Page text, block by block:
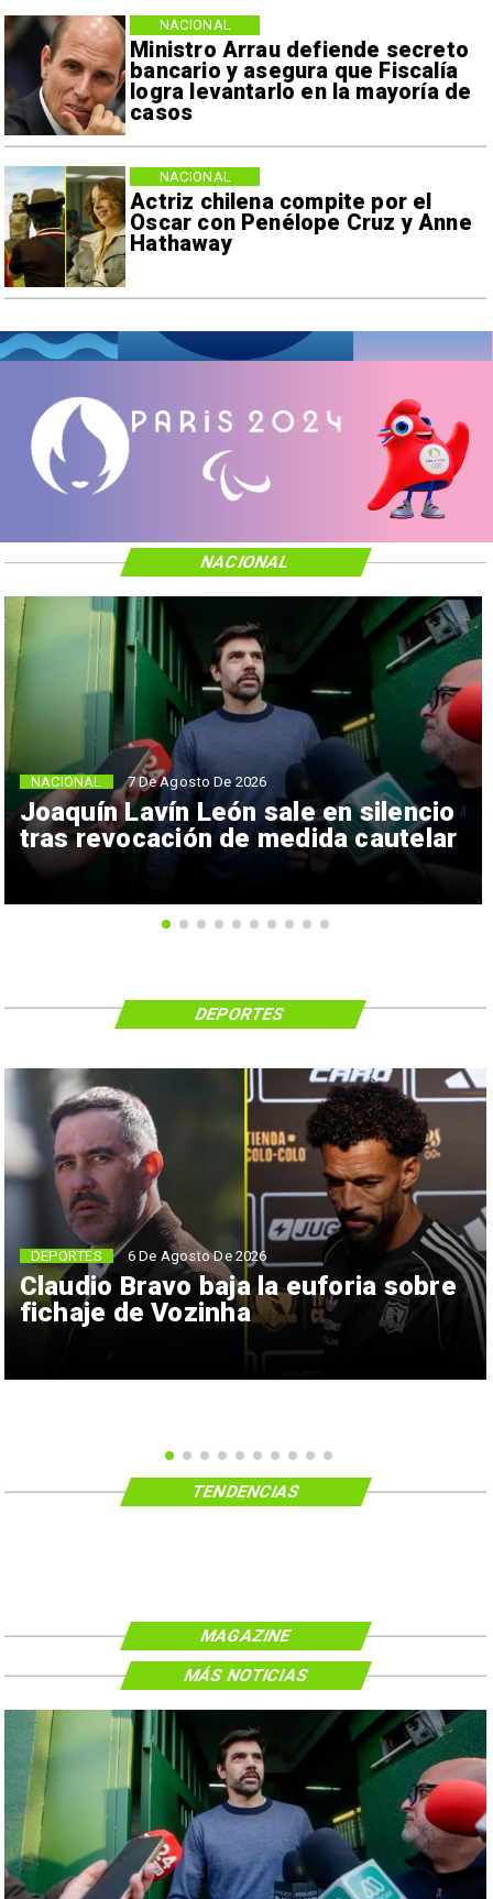
Ministro Arrau defiende secreto
bancario y asegura que Fiscalía
logra levantarlo en la mayoría de
casos
NACIONAL
Actriz chilena compite por el
Oscar con Penélope Cruz y Anne
Hathaway
NACIONAL
Joaquín Lavín León sale en silencio
tras revocación de medida cautelar
NACIONAL 7 De Agosto De 2026
NACIONAL
Claudio Bravo baja la euforia sobre
fichaje de Vozinha
DEPORTES 6 De Agosto De 2026
DEPORTES
TENDENCIAS
MAGAZINE
MÁS NOTICIAS